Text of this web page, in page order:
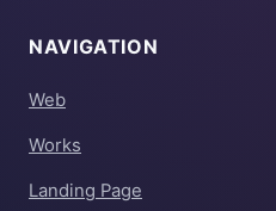
NAVIGATION
Web
Works
Landing Page